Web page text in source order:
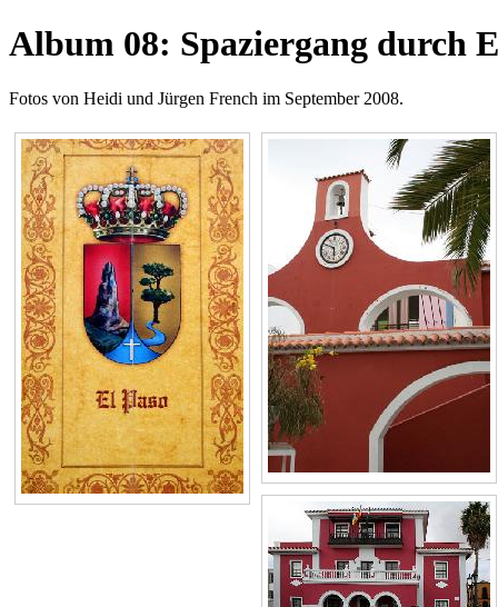
Album 08: Spaziergang durch
Fotos von Heidi und Jürgen French im September 2008.